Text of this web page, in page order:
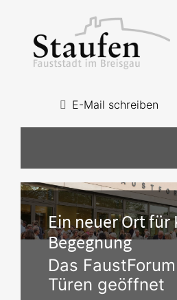
E-Mail schreiben
Ein neuer Ort
Begegnung
Das
Türen geöffnet